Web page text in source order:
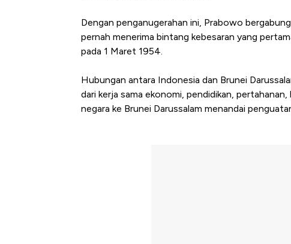
Dengan penganugerahan ini, Prabowo
pernah menerima bintang kebesaran yang
pada 1 Maret 1954.
Hubungan antara Indonesia dan Brunei
dari kerja sama ekonomi, pendidikan,
negara ke Brunei Darussalam menandai